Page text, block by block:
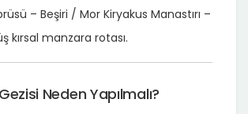
– Beşiri / Mor Kiryakus Manastırı –
kırsal manzara rotası.
Neden Yapılmalı?